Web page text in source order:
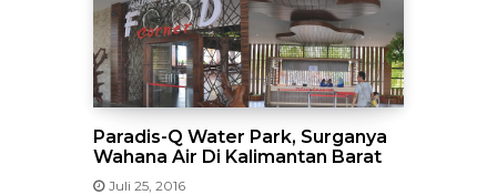
Paradis-Q Water Park, Surganya
Wahana Air Di Kalimantan Barat
Juli 25, 2016